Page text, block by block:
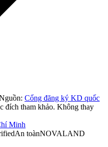
Cổng đăng ký KD quốc
đích tham khảo. Không thay
Minh
An toànNOVALAND